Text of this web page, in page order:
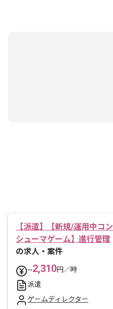
【派遣】【新規/運用中コン
シューマゲーム】進行管理
の求人・案件
~2,310円／時
派遣
ゲームディレクター